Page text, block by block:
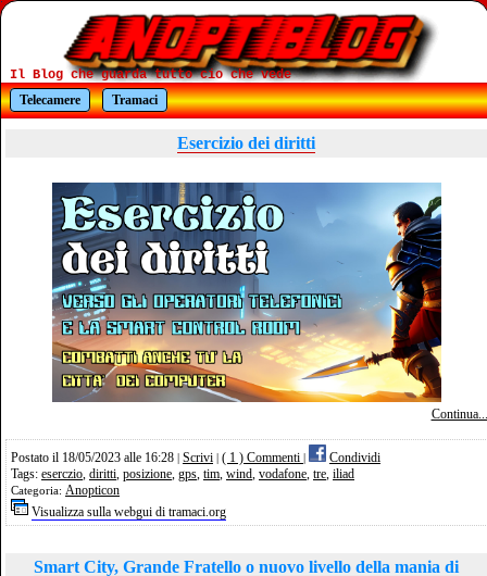
Il Blog che guarda tutto cio che vede
Telecamere
Tramaci
Esercizio dei diritti
Continua...
Postato il 18/05/2023 alle 16:28 Scrivi ( 1 ) Commenti
Condividi
Tags: eserczio diritti posizione gps tim wind vodafone tre iliad
Categoria: Anopticon
Visualizza sulla webgui di tramaci.org
Smart City, Grande Fratello o nuovo livello della mania di